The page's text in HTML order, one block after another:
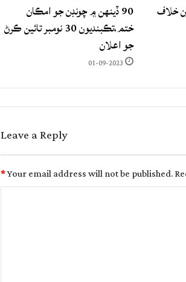
خلاف
90 ڏينهن ۾ چونڊن جو امڪان
ختم،تڪبنديون 30 نومبر تائين ڪرڻ
جو اعلان
01-09-2023
Leave a Reply
Your email address will not be published.
*